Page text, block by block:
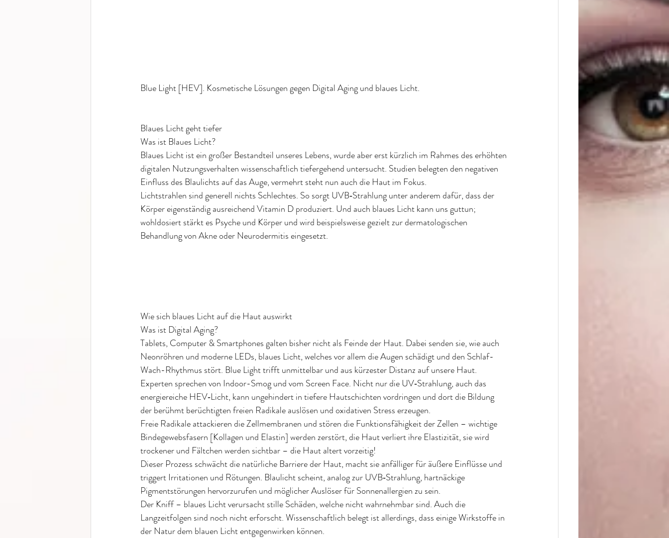
Blue Light [HEV]. Kosmetische Lösungen gegen Digital Aging und blaues Licht.
Blaues Licht geht tiefer
Was ist Blaues Licht?
Blaues Licht ist ein großer Bestandteil unseres Lebens, wurde aber erst kürzlich im Rahmes des erhöhten
digitalen Nutzungsverhalten wissenschaftlich tiefergehend untersucht. Studien belegten den negativen
Einfluss des Blaulichts auf das Auge, vermehrt steht nun auch die Haut im Fokus.
Lichtstrahlen sind generell nichts Schlechtes. So sorgt UVB‐Strahlung unter anderem dafür, dass der
Körper eigenständig ausreichend Vitamin D produziert. Und auch blaues Licht kann uns guttun;
wohldosiert stärkt es Psyche und Körper und wird beispielsweise gezielt zur dermatologischen
Behandlung von Akne oder Neurodermitis eingesetzt.
Wie sich blaues Licht auf die Haut auswirkt
Was ist Digital Aging?
Tablets, Computer & Smartphones galten bisher nicht als Feinde der Haut. Dabei senden sie, wie auch
Neonröhren und moderne LEDs, blaues Licht, welches vor allem die Augen schädigt und den Schlaf-
Wach-Rhythmus stört. Blue Light trifft unmittelbar und aus kürzester Distanz auf unsere Haut.
Experten sprechen von Indoor-Smog und vom Screen Face. Nicht nur die UV‐Strahlung, auch das
energiereiche HEV‐Licht, kann ungehindert in tiefere Hautschichten vordringen und dort die Bildung
der berühmt berüchtigten freien Radikale auslösen und oxidativen Stress erzeugen.
Freie Radikale attackieren die Zellmembranen und stören die Funktionsfähigkeit der Zellen – wichtige
Bindegewebsfasern [Kollagen und Elastin] werden zerstört, die Haut verliert ihre Elastizität, sie wird
trockener und Fältchen werden sichtbar – die Haut altert vorzeitig!
Dieser Prozess schwächt die natürliche Barriere der Haut, macht sie anfälliger für äußere Einflüsse und
triggert Irritationen und Rötungen. Blaulicht scheint, analog zur UVB‐Strahlung, hartnäckige
Pigmentstörungen hervorzurufen und möglicher Auslöser für Sonnenallergien zu sein.
Der Kniff – blaues Licht verursacht stille Schäden, welche nicht wahrnehmbar sind. Auch die
Langzeitfolgen sind noch nicht erforscht. Wissenschaftlich belegt ist allerdings, dass einige Wirkstoffe in
der Natur dem blauen Licht entgegenwirken können.